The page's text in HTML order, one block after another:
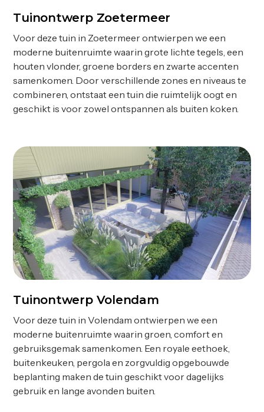
Ontwerp
Tuinontwerp Zoetermeer
Voor deze tuin in Zoetermeer ontwierpen we een
moderne buitenruimte waarin grote lichte tegels, een
houten vlonder, groene borders en zwarte accenten
samenkomen. Door verschillende zones en niveaus te
combineren, ontstaat een tuin die ruimtelijk oogt en
geschikt is voor zowel ontspannen als buiten koken.
Ontwerp
Tuinontwerp Volendam
Voor deze tuin in Volendam ontwierpen we een
moderne buitenruimte waarin groen, comfort en
gebruiksgemak samenkomen. Een royale eethoek,
buitenkeuken, pergola en zorgvuldig opgebouwde
beplanting maken de tuin geschikt voor dagelijks
gebruik en lange avonden buiten.